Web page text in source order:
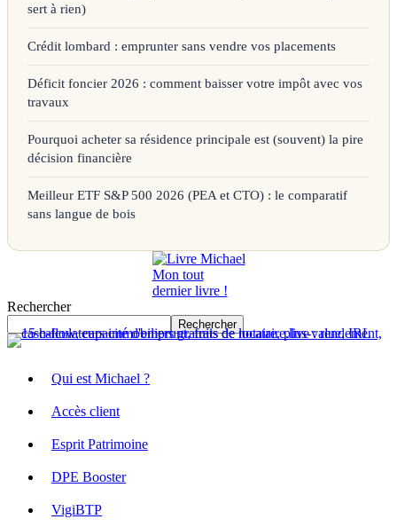
sert à rien)
Crédit lombard : emprunter sans vendre vos placements
Déficit foncier 2026 : comment baisser votre impôt avec vos
travaux
Pourquoi acheter sa résidence principale est (souvent) la pire
décision financière
Meilleur ETF S&P 500 2026 (PEA et CTO) : le comparatif
sans langue de bois
Mon tout
dernier livre !
Rechercher
Rechercher
Qui est Michael ?
Accès client
Esprit Patrimoine
DPE Booster
VigiBTP